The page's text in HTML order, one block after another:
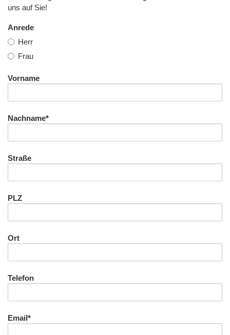
uns auf Sie!
Anrede
Herr
Frau
Vorname
Nachname*
Straße
PLZ
Ort
Telefon
Email*